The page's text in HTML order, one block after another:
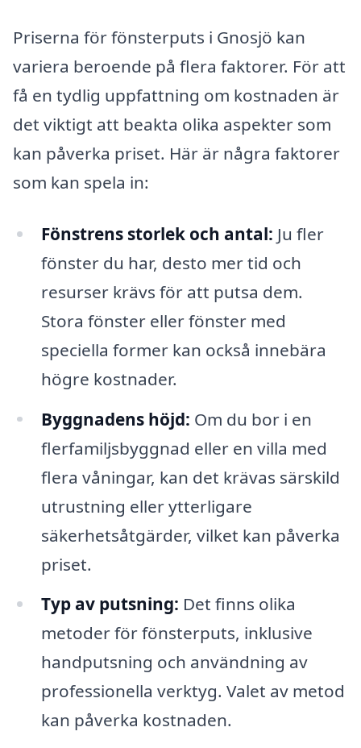
Priserna för fönsterputs i Gnosjö kan
variera beroende på flera faktorer. För att
få en tydlig uppfattning om kostnaden är
det viktigt att beakta olika aspekter som
kan påverka priset. Här är några faktorer
som kan spela in:
Fönstrens storlek och antal: Ju fler
fönster du har, desto mer tid och
resurser krävs för att putsa dem.
Stora fönster eller fönster med
speciella former kan också innebära
högre kostnader.
Byggnadens höjd: Om du bor i en
flerfamiljsbyggnad eller en villa med
flera våningar, kan det krävas särskild
utrustning eller ytterligare
säkerhetsåtgärder, vilket kan påverka
priset.
Typ av putsning: Det finns olika
metoder för fönsterputs, inklusive
handputsning och användning av
professionella verktyg. Valet av metod
kan påverka kostnaden.